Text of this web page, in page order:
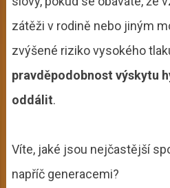
zátěži v rodině nebo jiným
zvýšené riziko vysokého
pravděpodobnost výskytu
oddálit.
Víte, jaké jsou nejčastější
napříč generacemi?